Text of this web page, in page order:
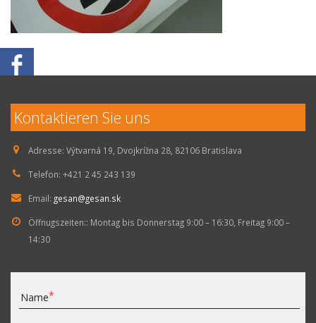
Kontaktieren Sie uns
Adresse: Výtvarná 19, Dvojkrížna 28, 82106 Bratislava
Telefon: +421 2 45 243 139
Email: gesan@gesan.sk
Öffnugszeiten:: Montag bis Donnerstag 9:00 – 16:30, Freitag 9:00 –
14:30
Name